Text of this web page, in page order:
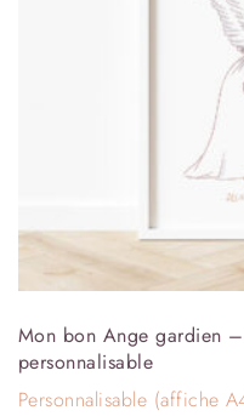
Mon bon Ange gardien
personnalisable
Personnalisable (affiche